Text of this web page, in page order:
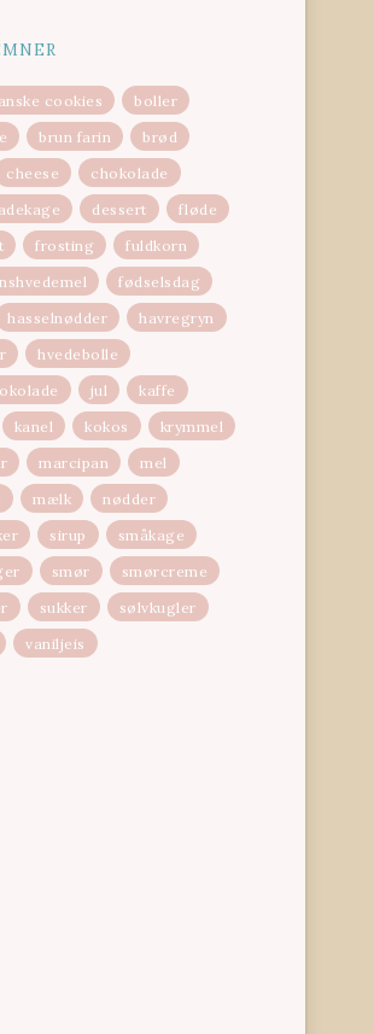
cookies
boller
brun farin
brød
cheese
chokolade
dessert
fløde
frosting
fuldkorn
fødselsdag
hasselnødder
havregryn
hvedebolle
jul
kaffe
kanel kokos
krymmel
marcipan
mel
mælk
nødder
sirup
småkage
smør
smørcreme
sukker
sølvkugler
vaniljeis